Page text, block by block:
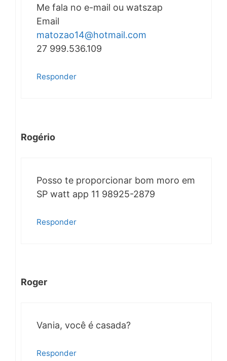
Me fala no e-mail ou watszap
Email
matozao14@hotmail.com
27 999.536.109
Responder
Rogério
Posso te proporcionar bom moro em
SP watt app 11 98925-2879
Responder
Roger
Vania, você é casada?
Responder